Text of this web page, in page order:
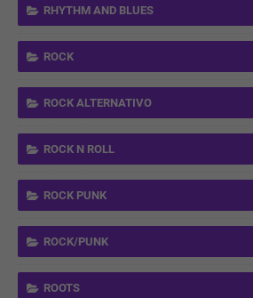
RHYTHM AND BLUES
ROCK
ROCK ALTERNATIVO
ROCK N ROLL
ROCK PUNK
ROCK/PUNK
ROOTS